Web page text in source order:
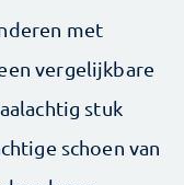
met
vergelijkbare
stuk
schoen van